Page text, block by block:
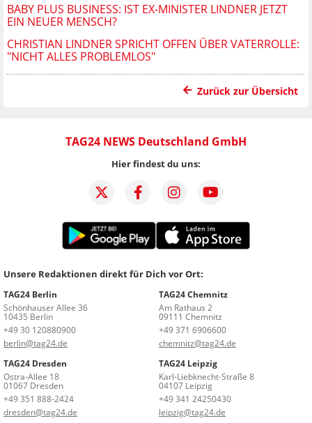
BABY PLUS BUSINESS: IST EX-MINISTER LINDNER JETZT
EIN NEUER MENSCH?
CHRISTIAN LINDNER SPRICHT OFFEN ÜBER VATERROLLE:
"NICHT ALLES PROBLEMLOS"
Zurück zur Übersicht
TAG24 NEWS Deutschland GmbH
Hier findest du uns:
Unsere Redaktionen direkt für Dich vor Ort:
TAG24 Berlin
Schönhauser Allee 36
10435 Berlin
+49 30 120880900
berlin@tag24.de
TAG24 Chemnitz
Am Rathaus 2
09111 Chemnitz
+49 371 6906600
chemnitz@tag24.de
TAG24 Dresden
Ostra-Allee 18
01067 Dresden
+49 351 888-2424
dresden@tag24.de
TAG24 Leipzig
Karl-Liebknecht-Straße 8
04107 Leipzig
+49 341 24250430
leipzig@tag24.de